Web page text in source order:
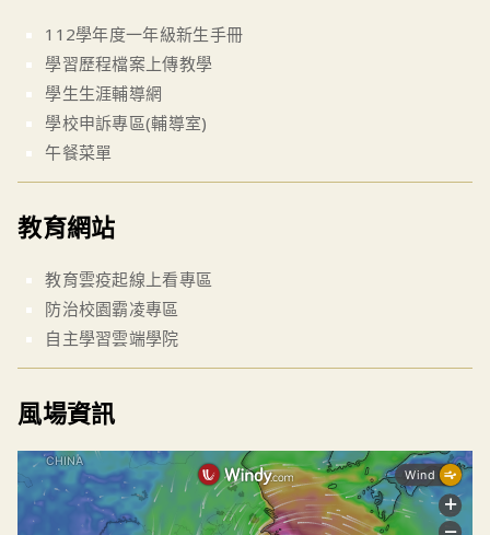
112學年度一年級新生手冊
學習歷程檔案上傳教學
學生生涯輔導網
學校申訴專區(輔導室)
午餐菜單
教育網站
教育雲疫起線上看專區
防治校園霸凌專區
自主學習雲端學院
風場資訊